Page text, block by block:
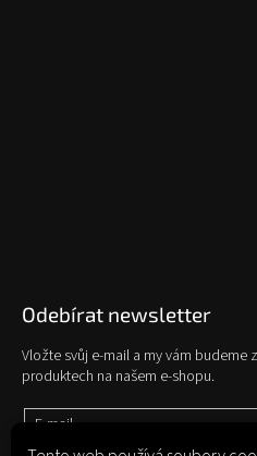
Odebírat newsletter
Vložte svůj e-mail a my vám budeme
produktech na našem e-shopu.
E-mail